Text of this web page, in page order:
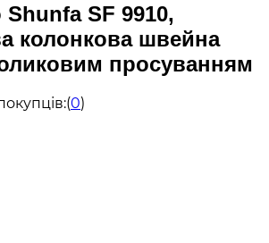
Shunfa SF 9910,
колонкова швейна
просуванням
(0)